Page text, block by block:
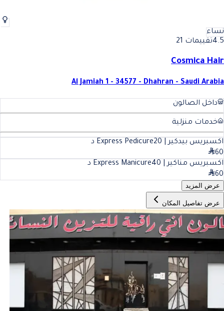
نساء
4.5تقييمات 21
Cosmica Hair
Al Jamiah 1 - 34577 - Dhahran - Saudi Arabia
داخل الصالون
خدمات منزلية
اكسبريس بيدكير | Express Pedicure 20
د
60
اكسبريس مناكير | Express Manicure 40
د
60
عرض المزيد
عرض تفاصيل المكان